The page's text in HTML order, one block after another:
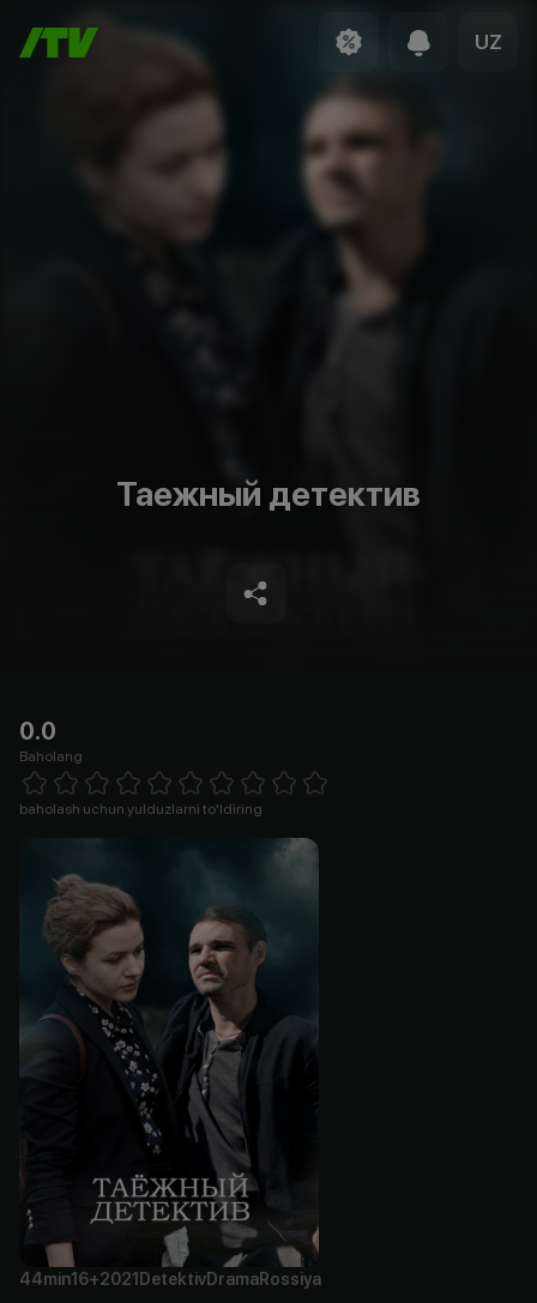
UZ
Таежный детектив
0.0
Baholang
1 Star 2 Stars 3 Stars 4 Stars5 Stars 6 Stars7 Stars8 Stars
baholash uchun yulduzlarni to'ldiring
44min16+2021 DetektivDramaRossiya